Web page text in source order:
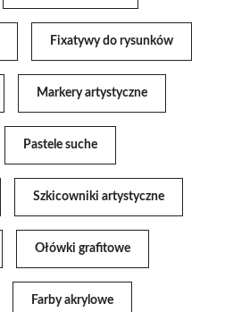
Fixatywy do rysunków
Markery artystyczne
Pastele suche
Szkicowniki artystyczne
Ołówki grafitowe
Farby akrylowe